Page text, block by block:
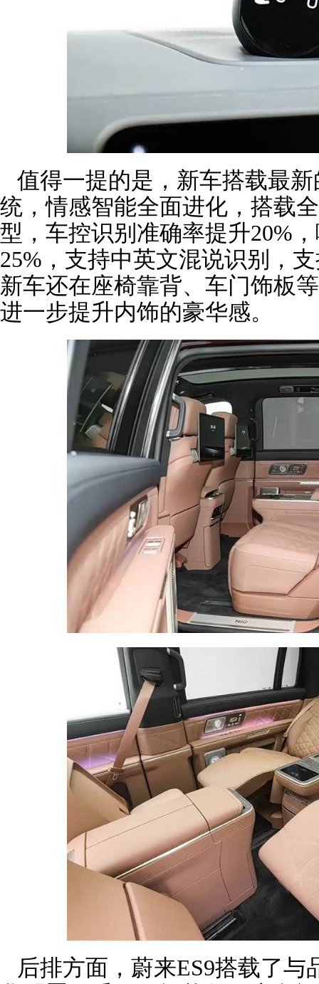
值得一提的是，新车搭载最新
统，情感智能全面进化，搭载
型，车控识别准确率提升20%
25%，支持中英文混说识别，
新车还在座椅靠背、车门饰板
进一步提升内饰的豪华感。
后排方面，蔚来ES9搭载了与